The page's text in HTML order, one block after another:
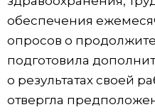
обеспечения
опросов о
подготовила
о результатах своей
отвергла